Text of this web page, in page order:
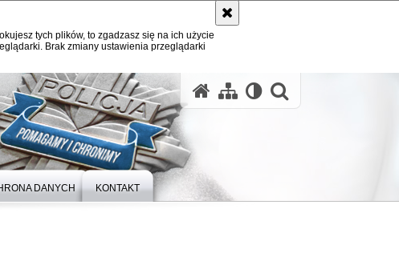
tych plików, to zgadzasz się na ich użycie
Brak zmiany ustawienia przeglądarki
DANYCH KONTAKT